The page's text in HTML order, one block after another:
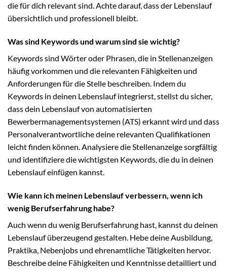
die für dich relevant sind. Achte darauf, dass der Lebenslauf
übersichtlich und professionell bleibt.
Was sind Keywords und warum sind sie wichtig?
Keywords sind Wörter oder Phrasen, die in Stellenanzeigen
häufig vorkommen und die relevanten Fähigkeiten und
Anforderungen für die Stelle beschreiben. Indem du
Keywords in deinen Lebenslauf integrierst, stellst du sicher,
dass dein Lebenslauf von automatisierten
Bewerbermanagementsystemen (ATS) erkannt wird und dass
Personalverantwortliche deine relevanten Qualifikationen
leicht finden können. Analysiere die Stellenanzeige sorgfältig
und identifiziere die wichtigsten Keywords, die du in deinen
Lebenslauf einfügen kannst.
Wie kann ich meinen Lebenslauf verbessern, wenn ich
wenig Berufserfahrung habe?
Auch wenn du wenig Berufserfahrung hast, kannst du deinen
Lebenslauf überzeugend gestalten. Hebe deine Ausbildung,
Praktika, Nebenjobs und ehrenamtliche Tätigkeiten hervor.
Beschreibe deine Fähigkeiten und Kenntnisse detailliert und